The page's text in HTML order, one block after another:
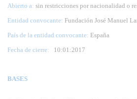
Abierto a: sin restricciones por nacionalidad o
Entidad convocante: Fundación José Manuel
País de la entidad convocante: España
Fecha de cierre: 10:01:2017
BASES